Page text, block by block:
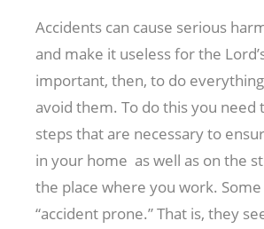
Accidents can cause serious
and make it useless for the
important, then, to do
avoid them. To do this you need
steps that are necessary to
in your home as well as on the
the place where you work.
“accident prone.” That is, they